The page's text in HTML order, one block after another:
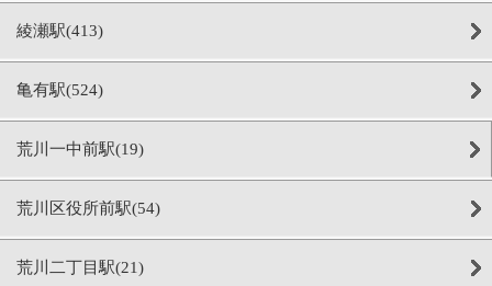
綾瀬駅(413)
亀有駅(524)
荒川一中前駅(19)
荒川区役所前駅(54)
荒川二丁目駅(21)